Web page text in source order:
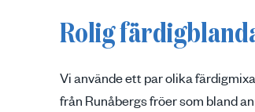
Rolig
Vi använde ett par olika
från Runåbergs fröer som bland